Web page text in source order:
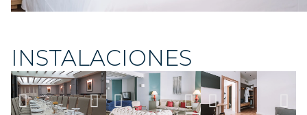
INSTALACIONES